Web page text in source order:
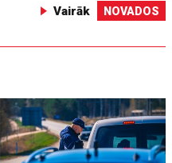
Vairāk NOVADOS